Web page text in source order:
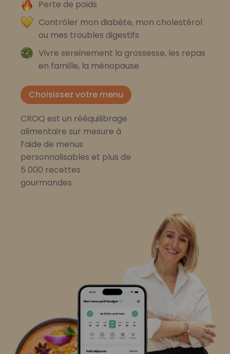
Perte de poids
Contrôler mon diabète, mon cholestérol
ou mes troubles digestifs
Vivre sereinement la grossesse, les repas
en famille, la ménopause
Choisissez votre menu
CROQ est un rééquilibrage
alimentaire sur mesure à
l’aide de menus
personnalisables et plus de
5 000 recettes
gourmandes